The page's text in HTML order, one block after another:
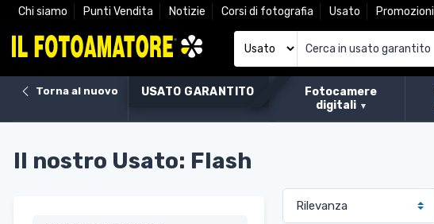
Chi siamo Punti Vendita Notizie Corsi di fotografia Usato Promozioni
Torna al nuovo USATO GARANTITO
Fotocamere
digitali
Il nostro Usato: Flash